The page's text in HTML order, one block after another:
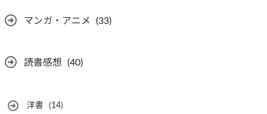
マンガ・アニメ (33)
読書感想 (40)
洋書 (14)